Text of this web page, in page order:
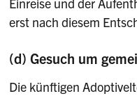
Einreise und der
erst nach diesem
(d) Gesuch um
Die künftigen